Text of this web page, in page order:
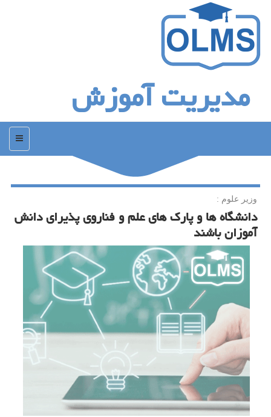
مدیریت آموزش
منو
وزیر علوم :
دانشگاه ها و پارك های علم و فناروی پذیرای دانش
آموزان باشند